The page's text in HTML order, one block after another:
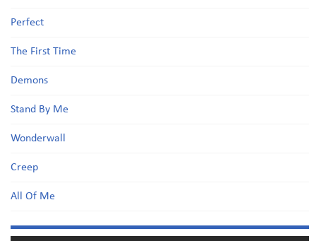
Perfect
The First Time
Demons
Stand By Me
Wonderwall
Creep
All Of Me